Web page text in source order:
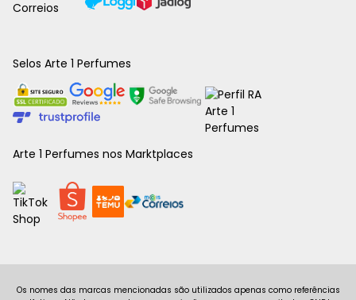
Selos Arte 1 Perfumes
Arte 1 Perfumes nos Marktplaces